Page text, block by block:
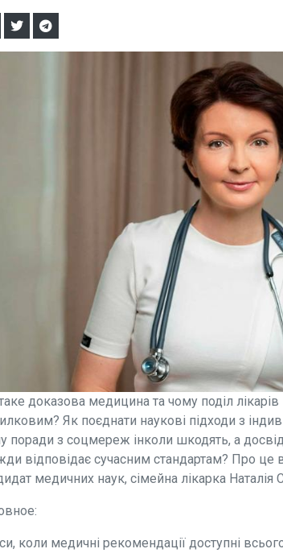
доказова медицина та чому поділ
Як поєднати наукові підходи з
поради з соцмереж інколи шкодять, а досвід
відповідає сучасним стандартам? Про це
медичних наук, сімейна лікарка Наталія
коли медичні рекомендації доступні